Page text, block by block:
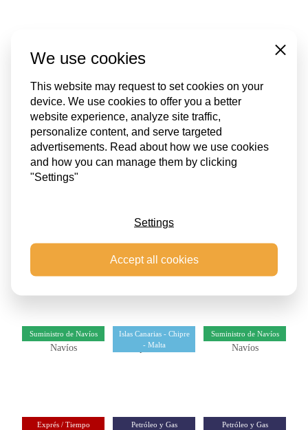
Suministro de Navíos Suministro de Navíos
Proyectos Proyectos
Islas Canarias - Chipre
- Malta
Islas Canarias - Chipre
Proyectos Suministro de Navíos
Suministro de Navíos
Islas Canarias - Chipre
- Malta
Suministro de Navíos
Exprés / Tiempo
Petróleo y Gas Petróleo y Gas
We use cookies
This website may request to set cookies on your
device. We use cookies to offer you a better
website experience, analyze site traffic,
personalize content, and serve targeted
advertisements. Read about how we use cookies
and how you can manage them by clicking
"Settings"
Close
Settings
Accept all cookies